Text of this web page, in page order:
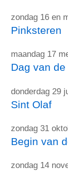
zondag 16 en
Pinksteren
maandag 17
Dag van
donderdag 29
Sint Olaf
zondag 31
Begin van
zondag 14